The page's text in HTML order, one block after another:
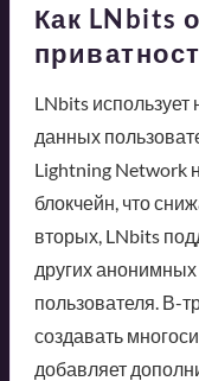
Как LNbits
LNbits
данных
Lightning Network
блокчейн, что
вторых, LNbits
других
пользователя. В-
создавать
добавляет